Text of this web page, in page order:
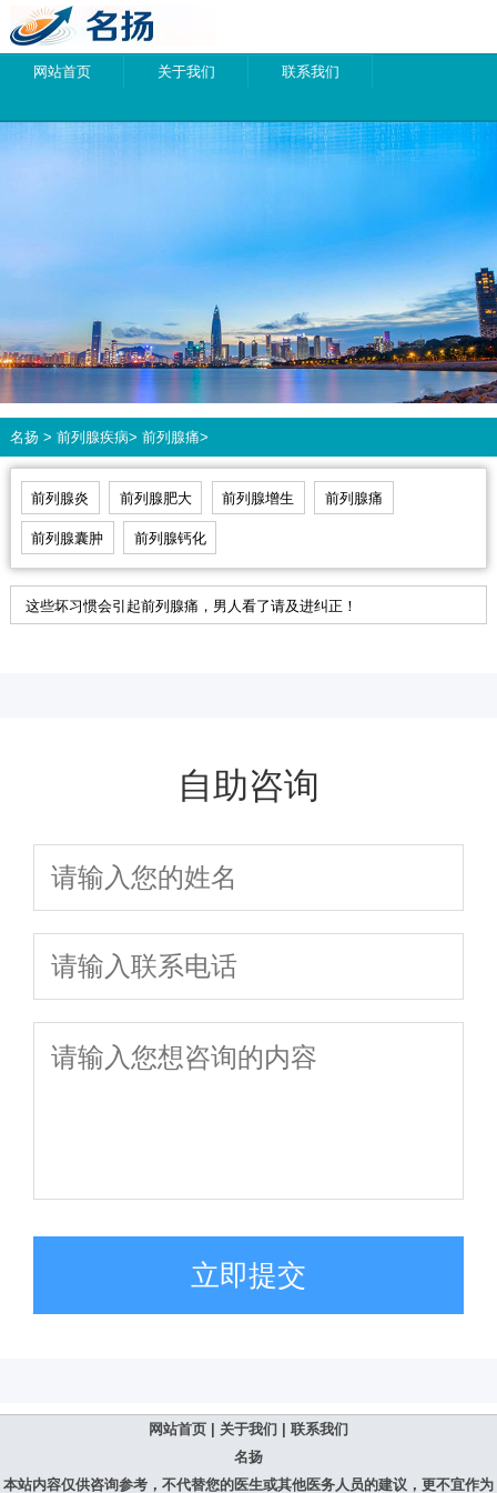
网站首页 关于我们 联系我们
名扬 > 前列腺疾病> 前列腺痛>
前列腺炎 前列腺肥大 前列腺增生 前列腺痛
前列腺囊肿 前列腺钙化
这些坏习惯会引起前列腺痛，男人看了请及进纠正！
自助咨询
立即提交
网站首页 关于我们
联系我们
名扬
本站内容仅供咨询参考，不代替您的医生或其他医务人员的建议，更不宜作为